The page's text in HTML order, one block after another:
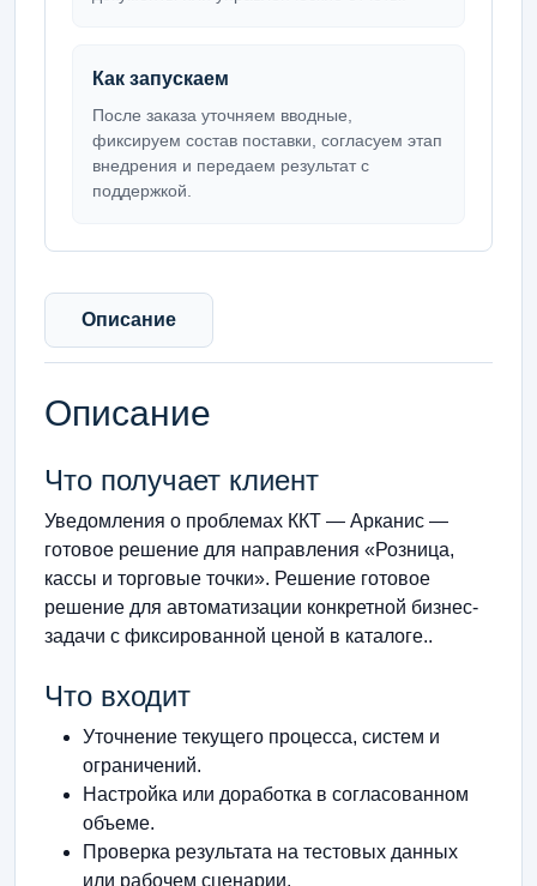
Как запускаем
После заказа уточняем вводные,
фиксируем состав поставки, согласуем этап
внедрения и передаем результат с
поддержкой.
Описание
Описание
Что получает клиент
Уведомления о проблемах ККТ — Арканис —
готовое решение для направления «Розница,
кассы и торговые точки». Решение готовое
решение для автоматизации конкретной бизнес-
задачи с фиксированной ценой в каталоге..
Что входит
Уточнение текущего процесса, систем и
ограничений.
Настройка или доработка в согласованном
объеме.
Проверка результата на тестовых данных
или рабочем сценарии.